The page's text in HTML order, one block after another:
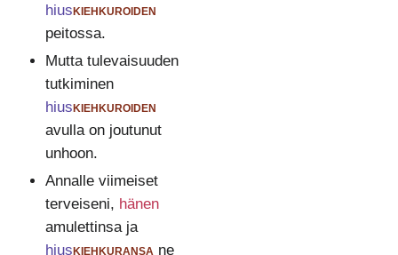
hiuskiehkuroiden
peitossa.
Mutta tulevaisuuden
tutkiminen
hiuskiehkuroiden
avulla on joutunut
unhoon.
Annalle viimeiset
terveiseni, hänen
amulettinsa ja
hiuskiehkuransa ne